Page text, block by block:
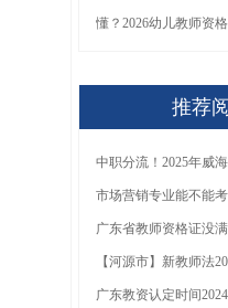
推荐